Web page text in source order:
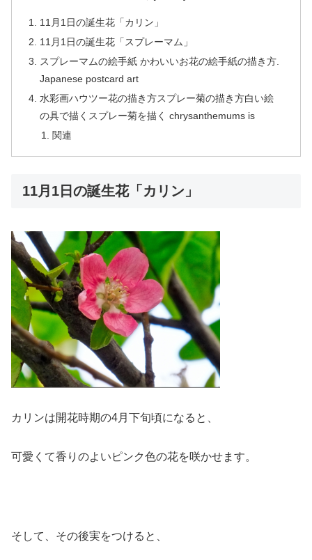
11月1日の誕生花「カリン」
11月1日の誕生花「スプレーマム」
スプレーマムの絵手紙 かわいいお花の絵手紙の描き方.
Japanese postcard art
水彩画ハウツー花の描き方スプレー菊の描き方白い絵
の具で描くスプレー菊を描く chrysanthemums is
関連
11月1日の誕生花「カリン」
カリンは開花時期の4月下旬頃になると、
可愛くて香りのよいピンク色の花を咲かせます。
そして、その後実をつけると、